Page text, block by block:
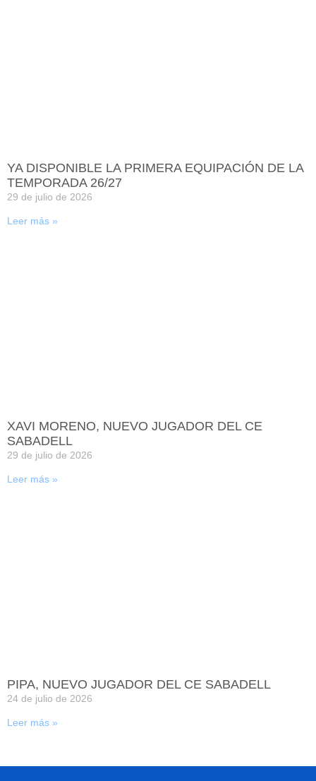
YA DISPONIBLE LA PRIMERA EQUIPACIÓN DE LA
TEMPORADA 26/27
29 de julio de 2026
Leer más »
XAVI MORENO, NUEVO JUGADOR DEL CE
SABADELL
29 de julio de 2026
Leer más »
PIPA, NUEVO JUGADOR DEL CE SABADELL
24 de julio de 2026
Leer más »